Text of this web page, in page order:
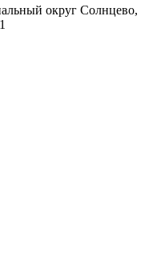
округ Солнцево,